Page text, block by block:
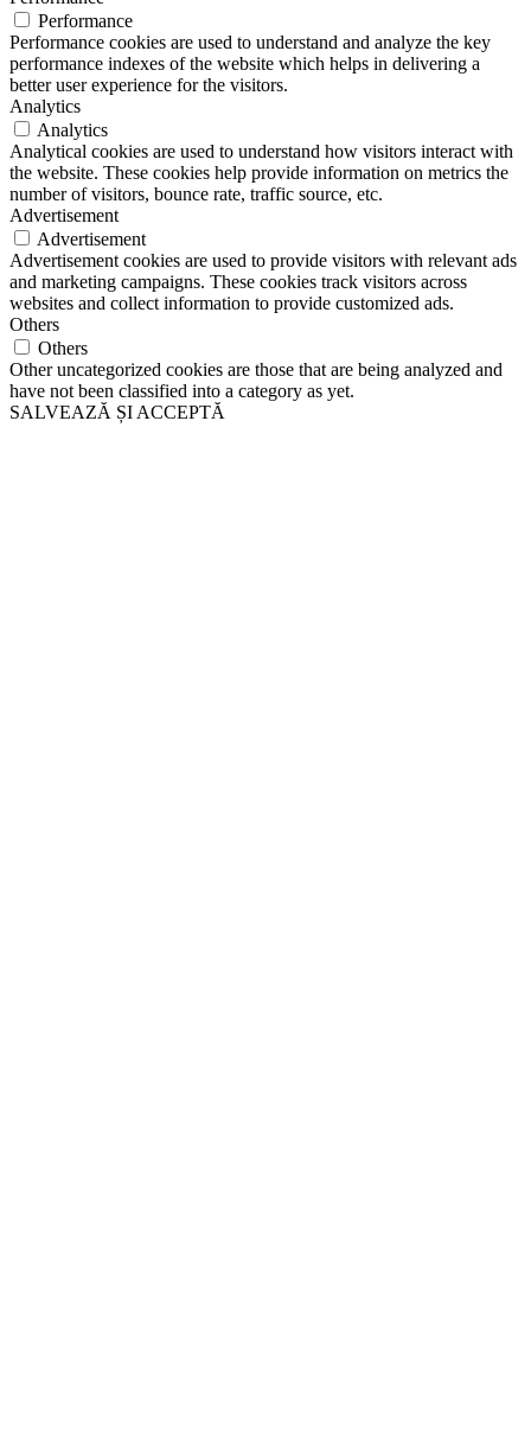
Performance
Performance cookies are used to understand and analyze the key
performance indexes of the website which helps in delivering a
better user experience for the visitors.
Analytics
Analytics
Analytical cookies are used to understand how visitors interact with
the website. These cookies help provide information on metrics the
number of visitors, bounce rate, traffic source, etc.
Advertisement
Advertisement
Advertisement cookies are used to provide visitors with relevant ads
and marketing campaigns. These cookies track visitors across
websites and collect information to provide customized ads.
Others
Others
Other uncategorized cookies are those that are being analyzed and
have not been classified into a category as yet.
SALVEAZĂ ȘI ACCEPTĂ